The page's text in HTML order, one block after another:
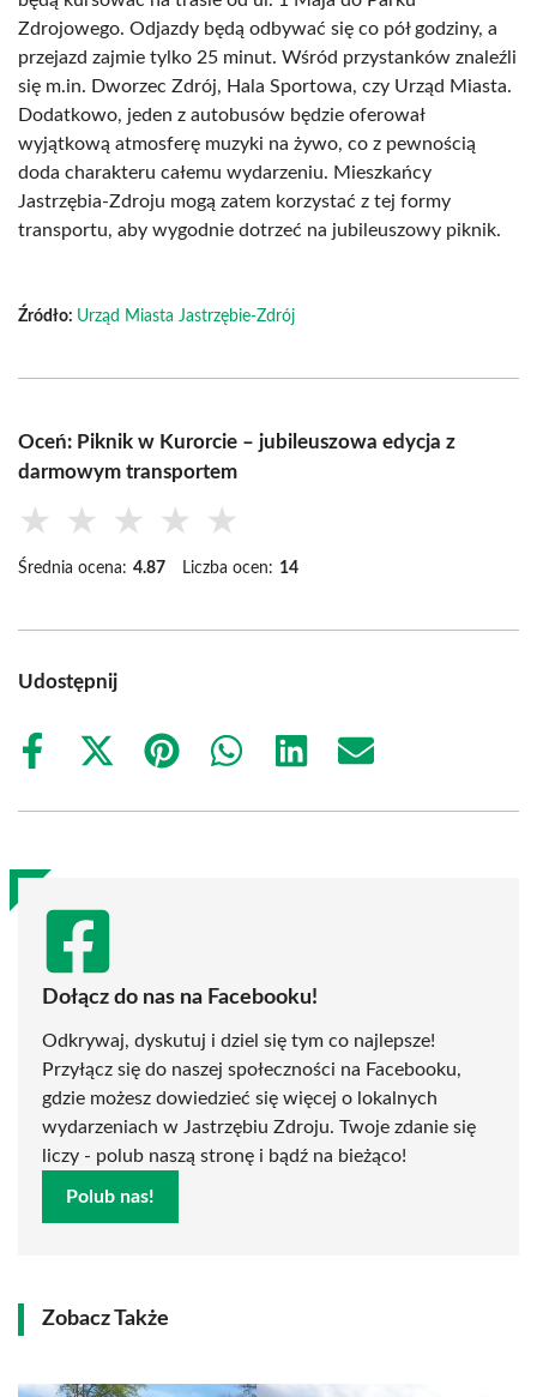
Zdrojowego. Odjazdy będą odbywać się co pół godziny, a
przejazd zajmie tylko 25 minut. Wśród przystanków znaleźli
się m.in. Dworzec Zdrój, Hala Sportowa, czy Urząd Miasta.
Dodatkowo, jeden z autobusów będzie oferował
wyjątkową atmosferę muzyki na żywo, co z pewnością
doda charakteru całemu wydarzeniu. Mieszkańcy
Jastrzębia-Zdroju mogą zatem korzystać z tej formy
transportu, aby wygodnie dotrzeć na jubileuszowy piknik.
Źródło: Urząd Miasta Jastrzębie-Zdrój
Oceń: Piknik w Kurorcie – jubileuszowa edycja z
darmowym transportem
★ ★ ★ ★ ★
Średnia ocena: 4.87 Liczba ocen: 14
Udostępnij
Share
Share
(Twitter)
Share
Share
Share
Share
Dołącz do nas na Facebooku!
Odkrywaj, dyskutuj i dziel się tym co najlepsze!
Przyłącz się do naszej społeczności na Facebooku,
gdzie możesz dowiedzieć się więcej o lokalnych
wydarzeniach w Jastrzębiu Zdroju. Twoje zdanie się
liczy - polub naszą stronę i bądź na bieżąco!
Polub nas!
Zobacz Także